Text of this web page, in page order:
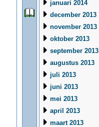
januari 2014
december 2013
november 2013
oktober 2013
september 2013
augustus 2013
juli 2013
juni 2013
mei 2013
april 2013
maart 2013